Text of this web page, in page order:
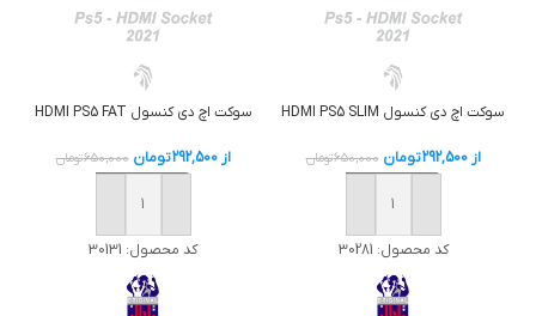
سوکت اچ دی کنسول HDMI PS5 SLIM
از292,500تومان 650,000تومان
خرید
کد محصول: 30281
سوکت اچ دی کنسول HDMI PS5 FAT
از292,500تومان 650,000تومان
خرید
کد محصول: 30131